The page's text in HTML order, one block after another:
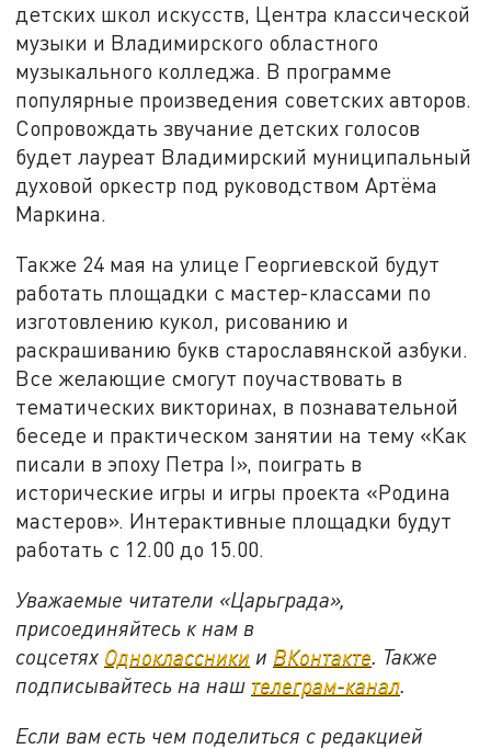
детских школ искусств, Центра классической
музыки и Владимирского областного
музыкального колледжа. В программе
популярные произведения советских авторов.
Сопровождать звучание детских голосов
будет лауреат Владимирский муниципальный
духовой оркестр под руководством Артёма
Маркина.
Также 24 мая на улице Георгиевской будут
работать площадки с мастер-классами по
изготовлению кукол, рисованию и
раскрашиванию букв старославянской азбуки.
Все желающие смогут поучаствовать в
тематических викторинах, в познавательной
беседе и практическом занятии на тему «Как
писали в эпоху Петра I», поиграть в
исторические игры и игры проекта «Родина
мастеров». Интерактивные площадки будут
работать с 12.00 до 15.00.
Уважаемые читатели «Царьграда»,
присоединяйтесь к нам в
соцсетях Одноклассники и ВКонтакте. Также
подписывайтесь на наш телеграм-канал.
Если вам есть чем поделиться с редакцией